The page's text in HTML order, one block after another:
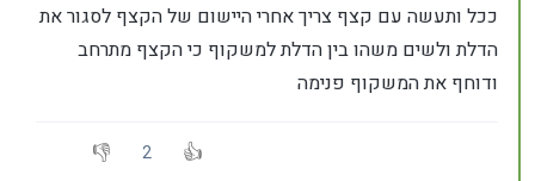
ככל ותעשה עם קצף צריך אחרי היישום של הקצף לסגור את
הדלת ולשים משהו בין הדלת למשקוף כי הקצף מתרחב
ודוחף את המשקוף פנימה
2